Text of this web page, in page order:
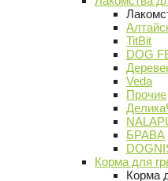
TitBit
DOG
Veda
Прочие
БРАВА
Корма для
Корма